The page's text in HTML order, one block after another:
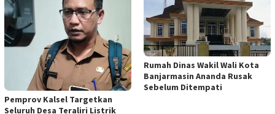
Pemprov Kalsel Targetkan
Seluruh Desa Teraliri Listrik
Rumah Dinas Wakil Wali Kota
Banjarmasin Ananda Rusak
Sebelum Ditempati